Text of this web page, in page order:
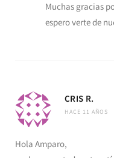
Muchas gracias
espero verte de
CRIS R.
HACE 11 AÑOS
Hola Amparo,